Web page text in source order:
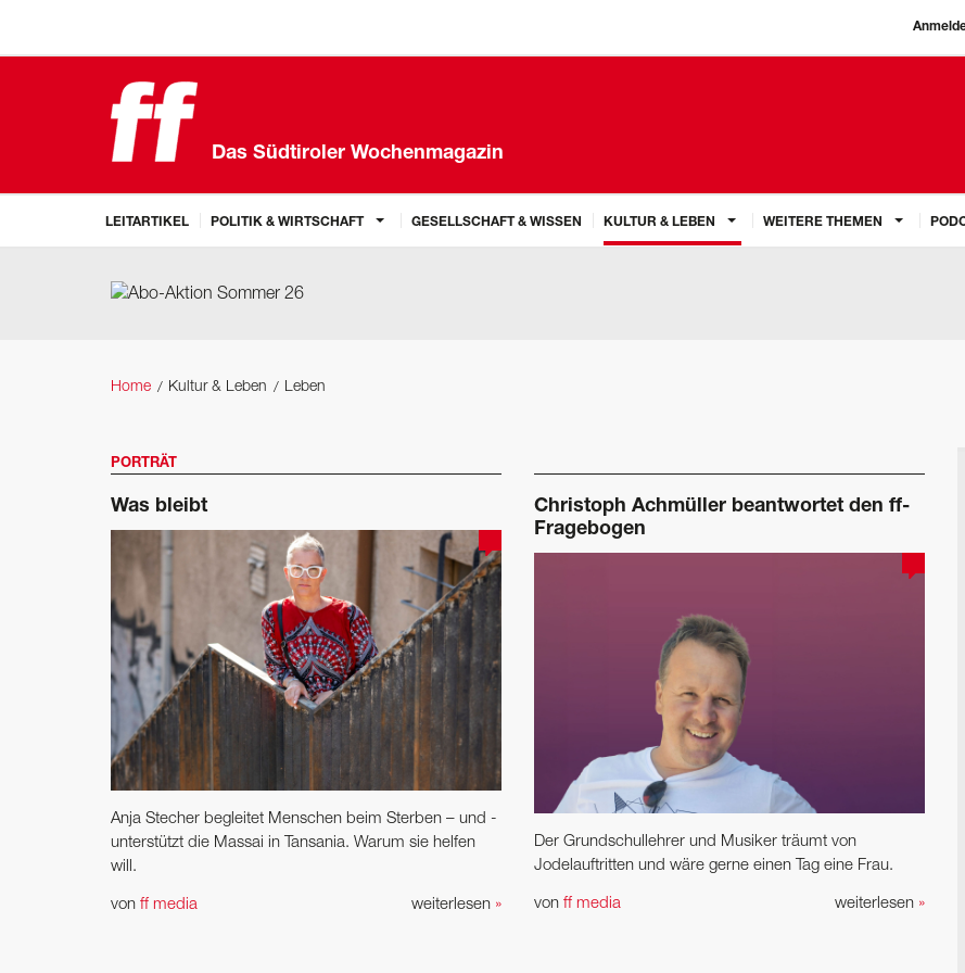
Das Südtiroler Wochenmagazin
LEITARTIKEL POLITIK & WIRTSCHAFT GESELLSCHAFT & WISSEN KULTUR & LEBEN WEITERE THEMEN
Home Kultur & Leben Leben
PORTRÄT
Was bleibt
Anja Stecher begleitet Menschen beim Sterben – und ­
unterstützt die Massai in Tansania. Warum sie helfen
will.
weiterlesen »
von ff media
Christoph Achmüller beantwortet den ff-
Fragebogen
Der Grundschullehrer und Musiker träumt von
Jodelauftritten und wäre gerne einen Tag eine Frau.
weiterlesen »
von ff media